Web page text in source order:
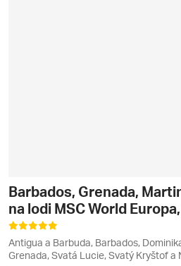
Barbados, Grenada,
na lodi MSC World
Antigua a Barbuda, Barbados,
Grenada, Svatá Lucie, Svatý Kryštof a